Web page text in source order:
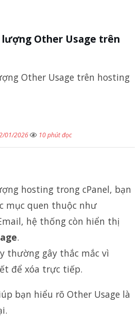
Other Usage trên
Other Usage trên hosting
01/2026 10 phút đọc
hosting trong cPanel, bạn
mục quen thuộc như
hệ thống còn hiển thị
.
thường gây thắc mắc vì
để xóa trực tiếp.
bạn hiểu rõ Other Usage là